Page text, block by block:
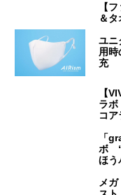
【
＆
ユ
用時
充
【
ラ
コ
「
ボ “
ほう
メ